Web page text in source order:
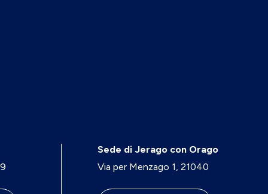
Sede di Jerago con Orago
Via per Menzago 1, 21040